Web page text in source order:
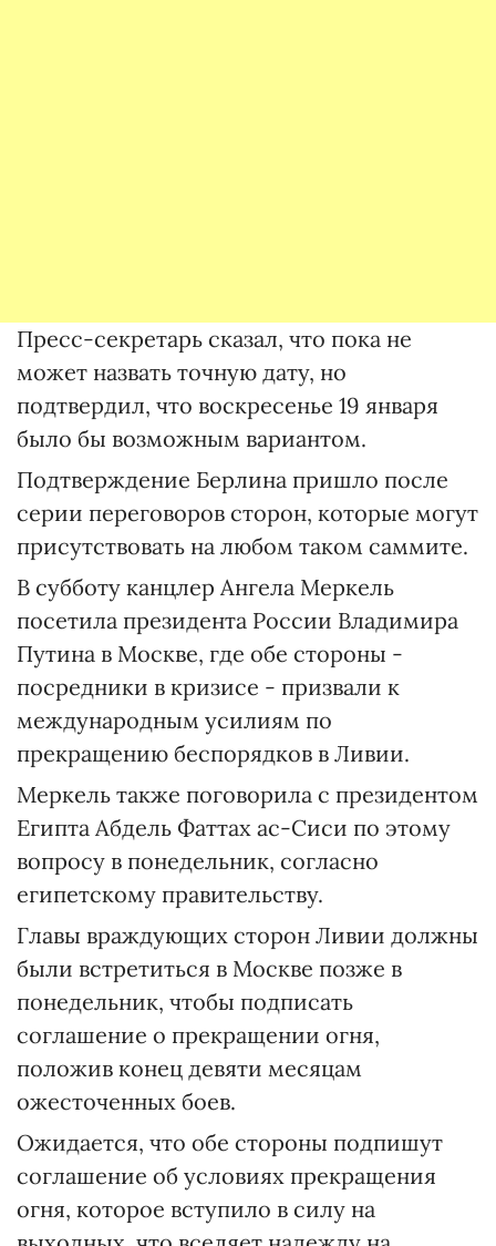
Пресс-секретарь сказал, что пока не
может назвать точную дату, но
подтвердил, что воскресенье 19 января
было бы возможным вариантом.
Подтверждение Берлина пришло после
серии переговоров сторон, которые могут
присутствовать на любом таком саммите.
В субботу канцлер Ангела Меркель
посетила президента России Владимира
Путина в Москве, где обе стороны -
посредники в кризисе - призвали к
международным усилиям по
прекращению беспорядков в Ливии.
Меркель также поговорила с президентом
Египта Абдель Фаттах ас-Сиси по этому
вопросу в понедельник, согласно
египетскому правительству.
Главы враждующих сторон Ливии должны
были встретиться в Москве позже в
понедельник, чтобы подписать
соглашение о прекращении огня,
положив конец девяти месяцам
ожесточенных боев.
Ожидается, что обе стороны подпишут
соглашение об условиях прекращения
огня, которое вступило в силу на